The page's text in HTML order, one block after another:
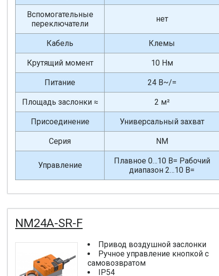
Вспомогательные
переключатели
нет
Кабель Клемы
Крутящий момент 10 Нм
Питание 24 В~/=
Площадь заслонки ≈ 2 м²
Присоединение Универсальный захват
Серия NM
Управление
Плавное 0…10 В= Рабочий
диапазон 2…10 В=
NM24A-SR-F
Привод воздушной заслонки
Ручное управление кнопкой с
самовозвратом
IP54